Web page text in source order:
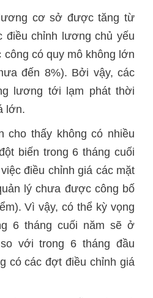
cơ sở được tăng từ
điều chỉnh lương chủ yếu
có quy mô không lớn
đến 8%). Bởi vậy, các
lương tới lạm phát thời
lớn.
cho thấy không có nhiều
biến trong 6 tháng cuối
điều chỉnh giá các mặt
lý chưa được công bố
Vì vậy, có thể kỳ vọng
6 tháng cuối năm sẽ ở
với trong 6 tháng đầu
có các đợt điều chỉnh giá